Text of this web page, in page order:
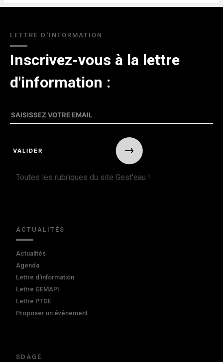
LETTRE D'INFORMATION
Inscrivez-vous à la lettre
d'information :
Toutes les rubriques du site Gest'eau !
ACTUALITÉS
Actualités
Agenda
Lettre d'information
Lettre GEMAPI
Lettre PTGE
Proposer un événement
SDAGE